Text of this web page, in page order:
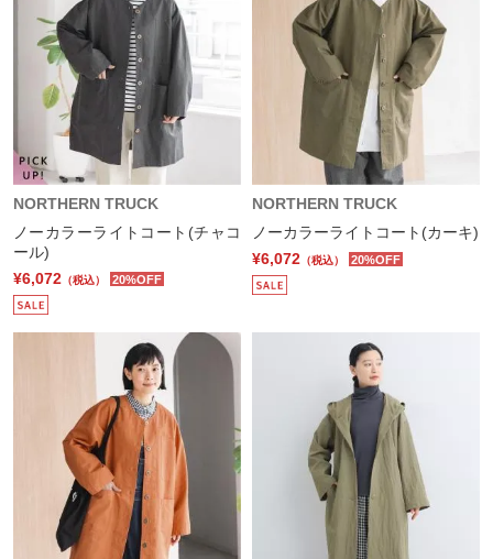
NORTHERN TRUCK
ノーカラーライトコート(チャコ
ール)
¥6,072 （税込） 20%OFF
NORTHERN TRUCK
ノーカラーライトコート(カーキ)
¥6,072 （税込） 20%OFF